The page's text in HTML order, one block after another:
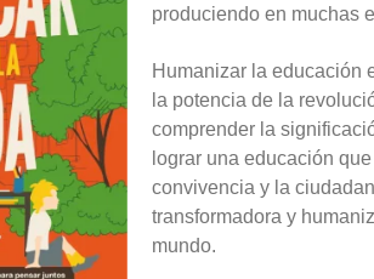
produciendo en muchas
Humanizar la educación
la potencia de la
comprender la
lograr una educación
convivencia y la
transformadora y
mundo.